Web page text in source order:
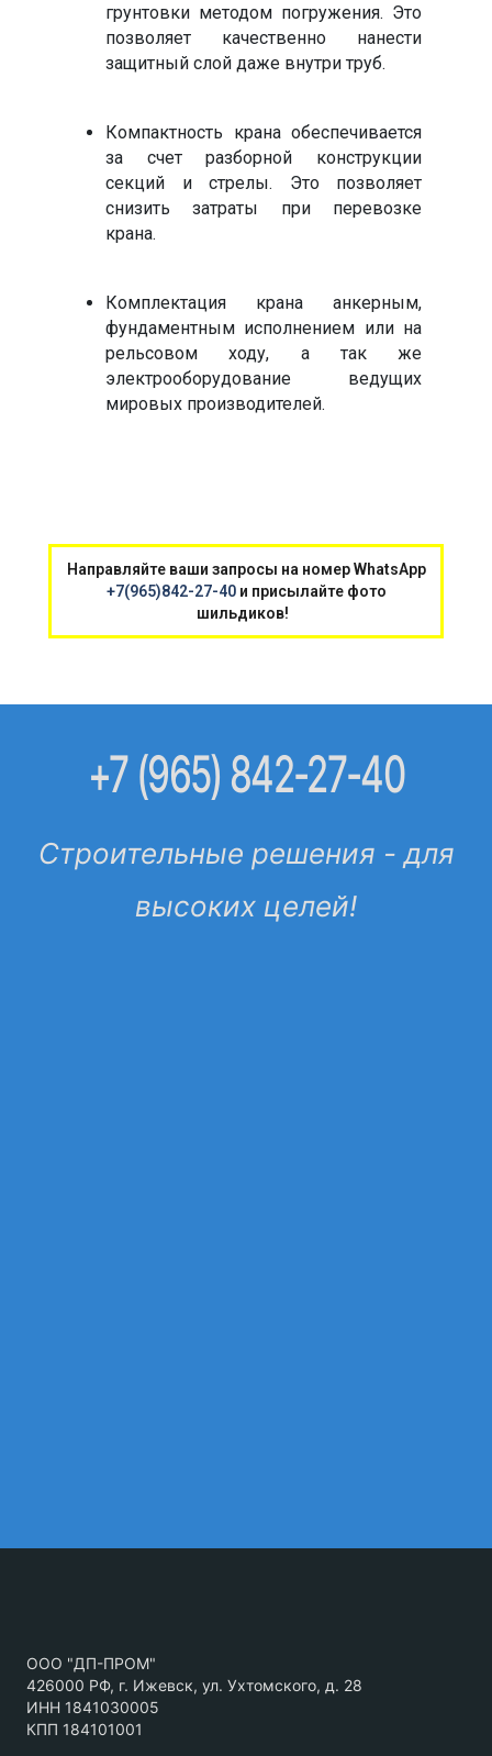
грунтовки методом погружения. Это
позволяет качественно нанести
защитный слой даже внутри труб.​
Компактность крана обеспечивается
за счет разборной конструкции
секций и стрелы. Это позволяет
снизить затраты при перевозке
крана.​
Комплектация крана анкерным,
фундаментным исполнением или на
рельсовом ходу, а так же
электрооборудование ведущих
мировых производителей.​
Направляйте ваши запросы на номер WhatsApp
+7(965)842-27-40и присылайте фото
шильдиков!
+7 (965) 842-27-40
Строительные решения - для
высоких целей!
ООО "ДП-ПРОМ"
426000 РФ, г. Ижевск, ул. Ухтомского, д. 28
ИНН 1841030005
КПП 184101001